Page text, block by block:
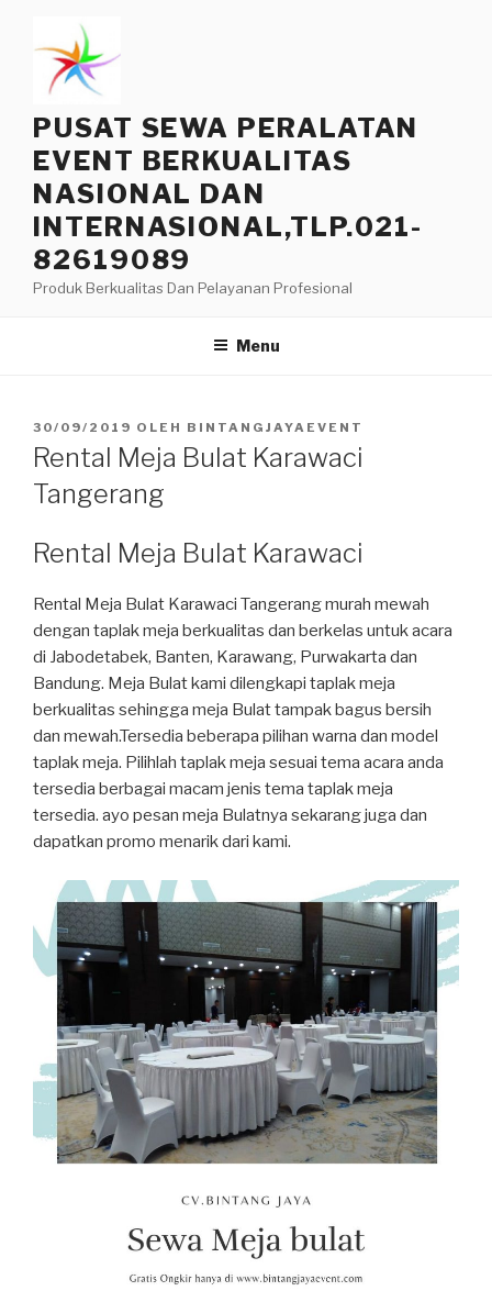
PUSAT SEWA PERALATAN
EVENT BERKUALITAS
NASIONAL DAN
INTERNASIONAL,TLP.021-
82619089
Produk Berkualitas Dan Pelayanan Profesional
Menu
DIPOSKAN
PADA
30/09/2019 OLEH BINTANGJAYAEVENT
Rental Meja Bulat Karawaci
Tangerang
Rental Meja Bulat Karawaci
Rental Meja Bulat Karawaci Tangerang murah mewah
dengan taplak meja berkualitas dan berkelas untuk acara
di Jabodetabek, Banten, Karawang, Purwakarta dan
Bandung. Meja Bulat kami dilengkapi taplak meja
berkualitas sehingga meja Bulat tampak bagus bersih
dan mewah.Tersedia beberapa pilihan warna dan model
taplak meja. Pilihlah taplak meja sesuai tema acara anda
tersedia berbagai macam jenis tema taplak meja
tersedia. ayo pesan meja Bulatnya sekarang juga dan
dapatkan promo menarik dari kami.